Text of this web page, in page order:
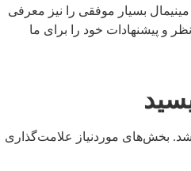
مینیمال بسیار موفقی را نیز معرفی
و پیشنهادات خود را برای ما
بخش‌های موردنیاز علامت‌گذاری